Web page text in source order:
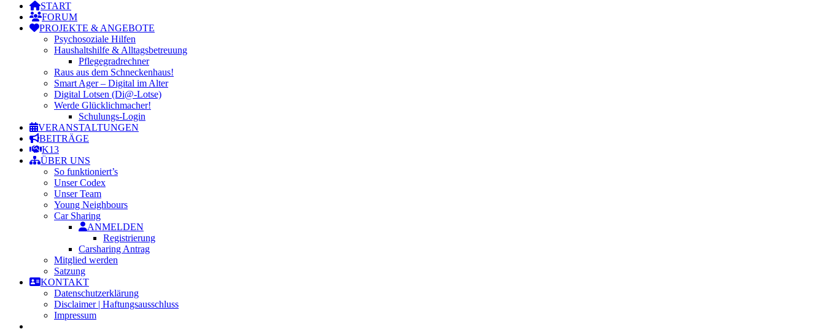
START
FORUM
PROJEKTE & ANGEBOTE
Psychosoziale Hilfen
Haushaltshilfe & Alltagsbetreuung
Pflegegradrechner
Raus aus dem Schneckenhaus!
Smart Ager – Digital im Alter
Digital Lotsen (Di@-Lotse)
Werde Glücklichmacher!
Schulungs-Login
VERANSTALTUNGEN
BEITRÄGE
K13
ÜBER UNS
So funktioniert’s
Unser Codex
Unser Team
Young Neighbours
Car Sharing
ANMELDEN
Registrierung
Carsharing Antrag
Mitglied werden
Satzung
KONTAKT
Datenschutzerklärung
Disclaimer | Haftungsausschluss
Impressum